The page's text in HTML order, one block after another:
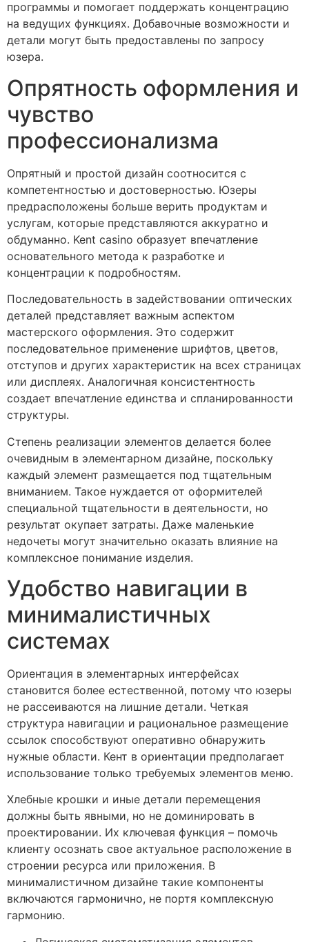
программы и помогает поддержать концентрацию
на ведущих функциях. Добавочные возможности и
детали могут быть предоставлены по запросу
юзера.
Опрятность оформления и
чувство
профессионализма
Опрятный и простой дизайн соотносится с
компетентностью и достоверностью. Юзеры
предрасположены больше верить продуктам и
услугам, которые представляются аккуратно и
обдуманно. Kent casino образует впечатление
основательного метода к разработке и
концентрации к подробностям.
Последовательность в задействовании оптических
деталей представляет важным аспектом
мастерского оформления. Это содержит
последовательное применение шрифтов, цветов,
отступов и других характеристик на всех страницах
или дисплеях. Аналогичная консистентность
создает впечатление единства и спланированности
структуры.
Степень реализации элементов делается более
очевидным в элементарном дизайне, поскольку
каждый элемент размещается под тщательным
вниманием. Такое нуждается от оформителей
специальной тщательности в деятельности, но
результат окупает затраты. Даже маленькие
недочеты могут значительно оказать влияние на
комплексное понимание изделия.
Удобство навигации в
минималистичных
системах
Ориентация в элементарных интерфейсах
становится более естественной, потому что юзеры
не рассеиваются на лишние детали. Четкая
структура навигации и рациональное размещение
ссылок способствуют оперативно обнаружить
нужные области. Кент в ориентации предполагает
использование только требуемых элементов меню.
Хлебные крошки и иные детали перемещения
должны быть явными, но не доминировать в
проектировании. Их ключевая функция – помочь
клиенту осознать свое актуальное расположение в
строении ресурса или приложения. В
минималистичном дизайне такие компоненты
включаются гармонично, не портя комплексную
гармонию.